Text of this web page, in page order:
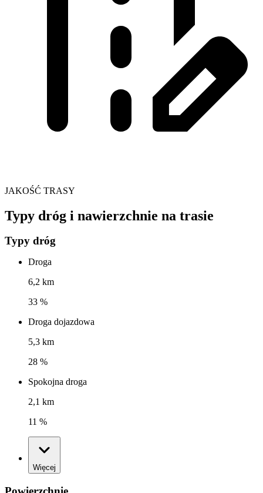
JAKOŚĆ TRASY
Typy dróg i nawierzchnie na trasie
Typy dróg
Droga
6,2 km
33 %
Droga dojazdowa
5,3 km
28 %
Spokojna droga
2,1 km
11 %
Więcej